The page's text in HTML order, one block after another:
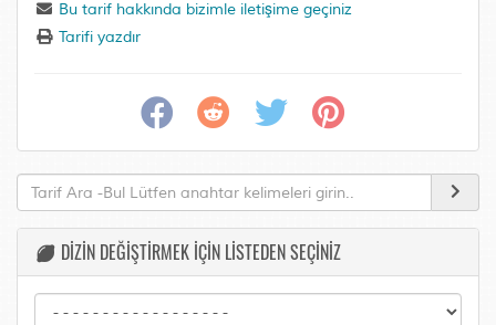
Bu tarif hakkında bizimle iletişime geçiniz
Tarifi yazdır
DİZİN DEĞİŞTİRMEK İÇİN LİSTEDEN SEÇİNİZ